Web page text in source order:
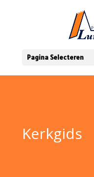
Pagina Selecteren
Kerkgids